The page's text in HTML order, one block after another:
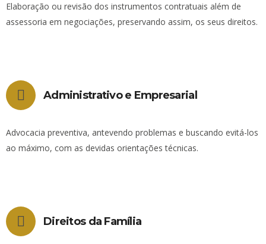
Elaboração ou revisão dos instrumentos contratuais além de
assessoria em negociações, preservando assim, os seus direitos.
Administrativo e Empresarial
Advocacia preventiva, antevendo problemas e buscando evitá-los
ao máximo, com as devidas orientações técnicas.
Direitos da Família